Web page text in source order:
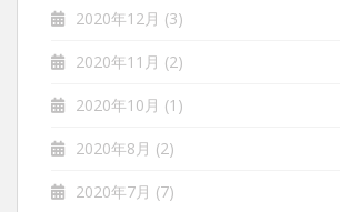
2020年12月 (3)
2020年11月 (2)
2020年10月 (1)
2020年8月 (2)
2020年7月 (7)